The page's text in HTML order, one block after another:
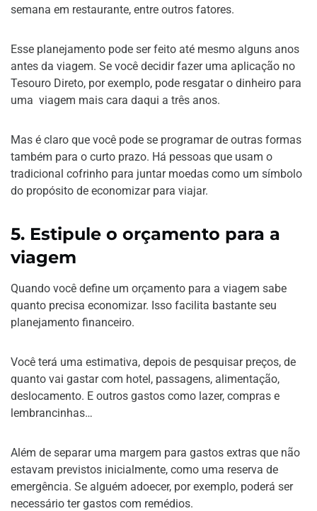
semana em restaurante, entre outros fatores.
Esse planejamento pode ser feito até mesmo alguns anos
antes da viagem. Se você decidir fazer uma aplicação no
Tesouro Direto, por exemplo, pode resgatar o dinheiro para
uma viagem mais cara daqui a três anos.
Mas é claro que você pode se programar de outras formas
também para o curto prazo. Há pessoas que usam o
tradicional cofrinho para juntar moedas como um símbolo
do propósito de economizar para viajar.
5. Estipule o orçamento para a
viagem
Quando você define um orçamento para a viagem sabe
quanto precisa economizar. Isso facilita bastante seu
planejamento financeiro.
Você terá uma estimativa, depois de pesquisar preços, de
quanto vai gastar com hotel, passagens, alimentação,
deslocamento. E outros gastos como lazer, compras e
lembrancinhas…
Além de separar uma margem para gastos extras que não
estavam previstos inicialmente, como uma reserva de
emergência. Se alguém adoecer, por exemplo, poderá ser
necessário ter gastos com remédios.